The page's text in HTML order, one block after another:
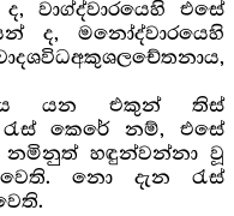
වාග්ද්වාරයෙහි එසේ
ද, මනෝද්වාරයෙහි
යන එකුන් තිස්
රැස් කෙරේ නම්, එසේ
නමිනුත් හඳුන්වන්නා වූ
නො දැන රැස්